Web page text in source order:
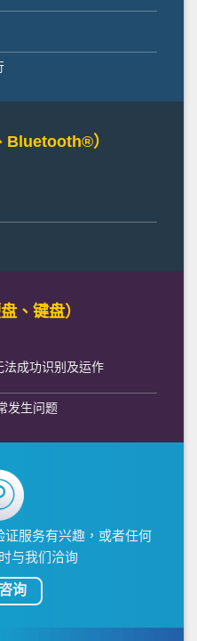
Bluetooth®）
、键盘）
法成功识别及运作
发生问题
服务有兴趣，或者任何
与我们洽询
询